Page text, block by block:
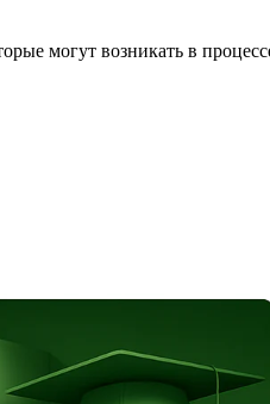
могут возникать в